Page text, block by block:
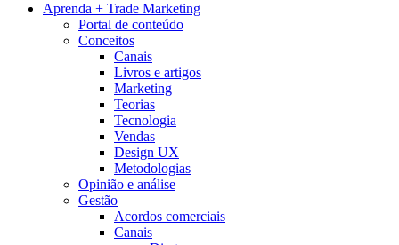
Aprenda + Trade Marketing
Portal de conteúdo
Conceitos
Canais
Livros e artigos
Marketing
Teorias
Tecnologia
Vendas
Design UX
Metodologias
Opinião e análise
Gestão
Acordos comerciais
Canais